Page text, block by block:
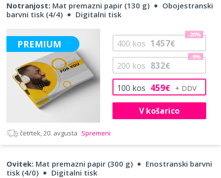
Notranjost: Mat premazni papir (130 g)
Obojestranski
barvni tisk (4/4)
Digitalni tisk
PREMIUM
100 kos 459€
200 kos 832€
-9%
400 kos 1457€
-20%
V košarico
četrtek, 20. avgusta Spremeni
Ovitek: Mat premazni papir (300 g)
Enostranski barvni
tisk (4/0)
Digitalni tisk